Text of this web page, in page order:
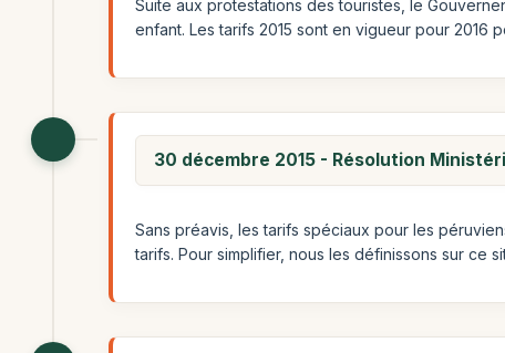
Suite aux protestations des touristes, le
enfant. Les tarifs 2015 sont en vigueur pour 2016
30 décembre 2015 - Résolution
Sans préavis, les tarifs spéciaux pour les
tarifs. Pour simplifier, nous les définissons sur ce